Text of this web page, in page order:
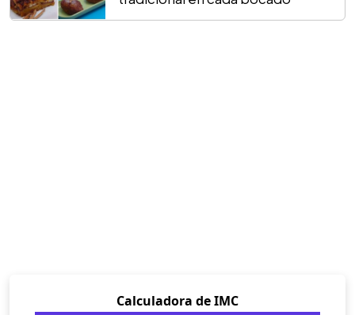
Calculadora de IMC